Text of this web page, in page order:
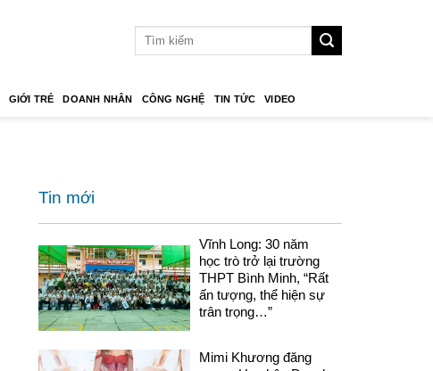
GIỚI TRẺ DOANH NHÂN CÔNG NGHỆ TIN TỨC VIDEO
Tin mới
Vĩnh Long: 30 năm
học trò trở lại trường
THPT Bình Minh, “Rất
ấn tượng, thể hiện sự
trân trọng…”
Mimi Khương đăng